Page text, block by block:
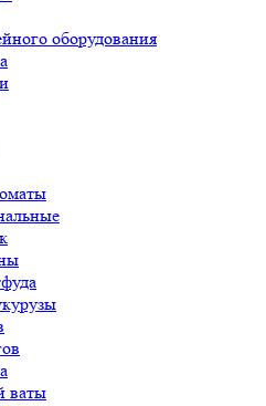
оборудования
ваты